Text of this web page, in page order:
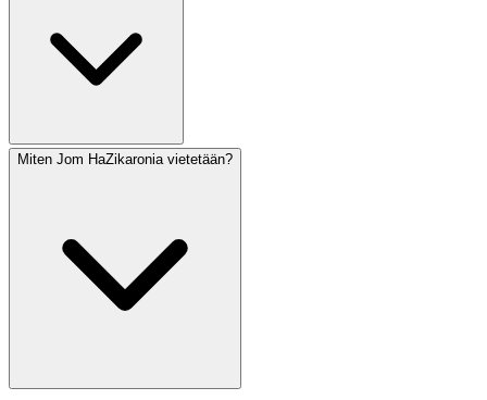
Minuutin sireeni soi edellisenä iltana kello 20 ja
kaksminuuttinen sireeni seuraavana päivänä kello 11,
jolloin koko maa seisoo hiljaisuudessa.
Miten Jom HaZikaronia vietetään?